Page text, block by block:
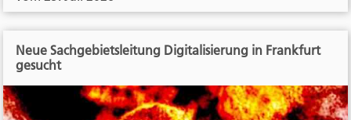
Neue Sachgebietsleitung Digitalisierung in Frankfurt
gesucht